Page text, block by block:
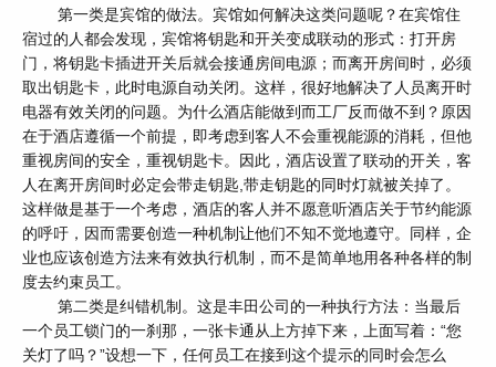
第一类是宾馆的做法。宾馆如何解决这类问题呢？在宾馆住
宿过的人都会发现，宾馆将钥匙和开关变成联动的形式：打开房
门，将钥匙卡插进开关后就会接通房间电源；而离开房间时，必须
取出钥匙卡，此时电源自动关闭。这样，很好地解决了人员离开时
电器有效关闭的问题。为什么酒店能做到而工厂反而做不到？原因
在于酒店遵循一个前提，即考虑到客人不会重视能源的消耗，但他
重视房间的安全，重视钥匙卡。因此，酒店设置了联动的开关，客
人在离开房间时必定会带走钥匙,带走钥匙的同时灯就被关掉了。
这样做是基于一个考虑，酒店的客人并不愿意听酒店关于节约能源
的呼吁，因而需要创造一种机制让他们不知不觉地遵守。同样，企
业也应该创造方法来有效执行机制，而不是简单地用各种各样的制
度去约束员工。
第二类是纠错机制。这是丰田公司的一种执行方法：当最后
一个员工锁门的一刹那，一张卡通从上方掉下来，上面写着：“您
关灯了吗？”设想一下，任何员工在接到这个提示的同时会怎么